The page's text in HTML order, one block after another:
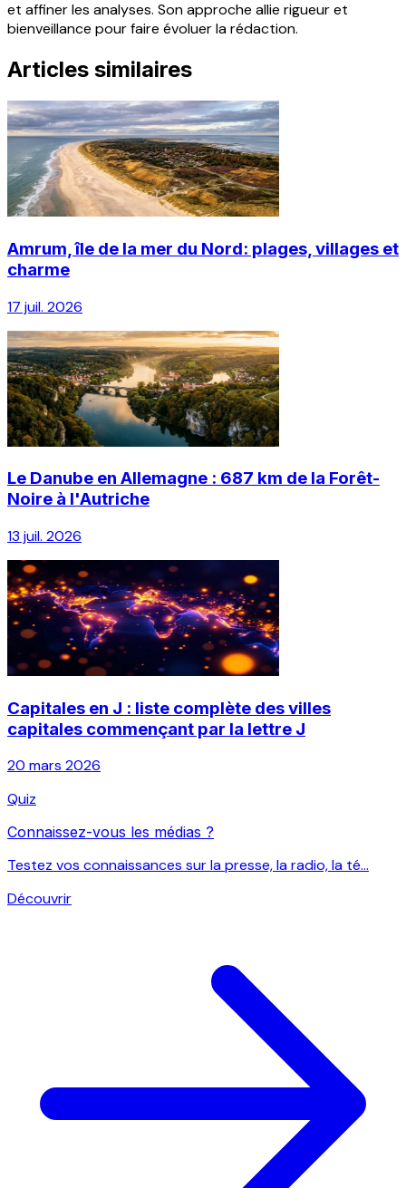
et affiner les analyses. Son approche allie rigueur et
bienveillance pour faire évoluer la rédaction.
Articles similaires
Amrum, île de la mer du Nord: plages, villages et
charme
17 juil. 2026
Le Danube en Allemagne : 687 km de la Forêt-
Noire à l'Autriche
13 juil. 2026
Capitales en J : liste complète des villes
capitales commençant par la lettre J
20 mars 2026
Quiz
Connaissez-vous les médias ?
Testez vos connaissances sur la presse, la radio, la té...
Découvrir